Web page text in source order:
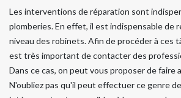
Les interventions de réparation sont
plomberies. En effet, il est indispensable de
niveau des robinets. Afin de procéder à ces
est très important de contacter des
Dans ce cas, on peut vous proposer de faire
N'oubliez pas qu'il peut effectuer ce genre